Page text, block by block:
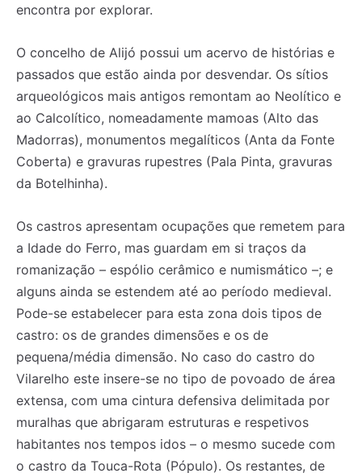
encontra por explorar.
O concelho de Alijó possui um acervo de histórias e
passados que estão ainda por desvendar. Os sítios
arqueológicos mais antigos remontam ao Neolítico e
ao Calcolítico, nomeadamente mamoas (Alto das
Madorras), monumentos megalíticos (Anta da Fonte
Coberta) e gravuras rupestres (Pala Pinta, gravuras
da Botelhinha).
Os castros apresentam ocupações que remetem para
a Idade do Ferro, mas guardam em si traços da
romanização – espólio cerâmico e numismático –; e
alguns ainda se estendem até ao período medieval.
Pode-se estabelecer para esta zona dois tipos de
castro: os de grandes dimensões e os de
pequena/média dimensão. No caso do castro do
Vilarelho este insere-se no tipo de povoado de área
extensa, com uma cintura defensiva delimitada por
muralhas que abrigaram estruturas e respetivos
habitantes nos tempos idos – o mesmo sucede com
o castro da Touca-Rota (Pópulo). Os restantes, de